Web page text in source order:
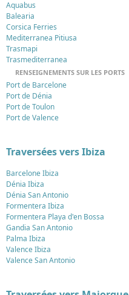
Aquabus
Balearia
Corsica Ferries
Mediterranea Pitiusa
Trasmapi
Trasmediterranea
RENSEIGNEMENTS SUR LES PORTS
Port de Barcelone
Port de Dénia
Port de Toulon
Port de Valence
Traversées vers Ibiza
Barcelone Ibiza
Dénia Ibiza
Dénia San Antonio
Formentera Ibiza
Formentera Playa d'en Bossa
Gandia San Antonio
Palma Ibiza
Valence Ibiza
Valence San Antonio